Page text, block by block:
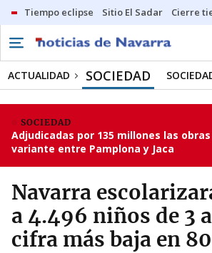
Tiempo eclipse Sitio El Sadar Cierre
ACTUALIDAD SOCIEDAD
SOCIEDAD
Adjudicadas por 135 millones las
variante entre Pamplona y Jaca
Navarra
a 4.496 niños de 3
cifra más baja en